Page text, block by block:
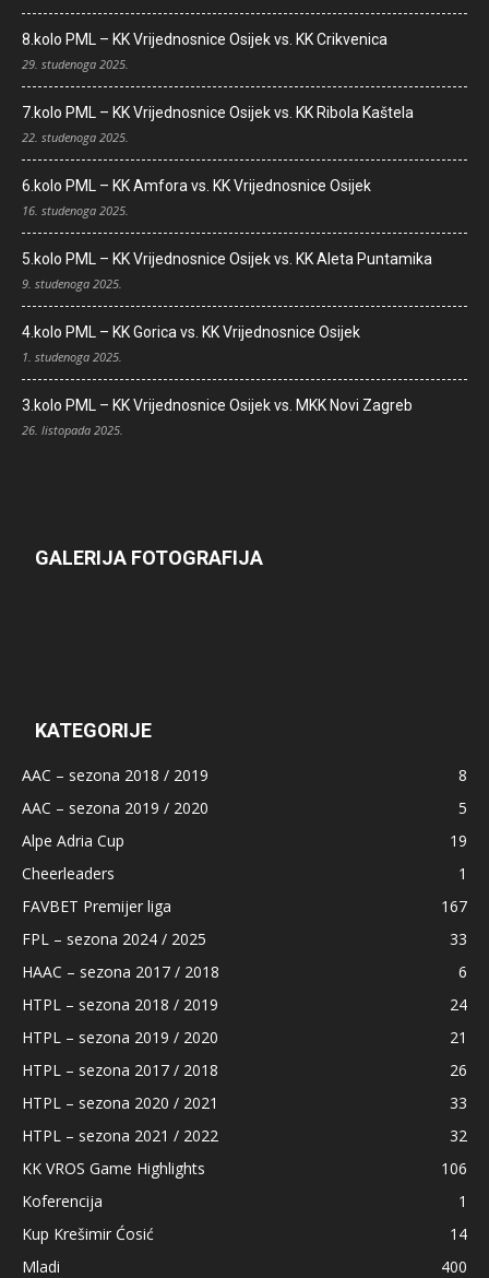
8.kolo PML – KK Vrijednosnice Osijek vs. KK Crikvenica
29. studenoga 2025.
7.kolo PML – KK Vrijednosnice Osijek vs. KK Ribola Kaštela
22. studenoga 2025.
6.kolo PML – KK Amfora vs. KK Vrijednosnice Osijek
16. studenoga 2025.
5.kolo PML – KK Vrijednosnice Osijek vs. KK Aleta Puntamika
9. studenoga 2025.
4.kolo PML – KK Gorica vs. KK Vrijednosnice Osijek
1. studenoga 2025.
3.kolo PML – KK Vrijednosnice Osijek vs. MKK Novi Zagreb
26. listopada 2025.
GALERIJA FOTOGRAFIJA
KATEGORIJE
AAC – sezona 2018 / 2019
8
AAC – sezona 2019 / 2020
5
Alpe Adria Cup
19
Cheerleaders
1
FAVBET Premijer liga
167
FPL – sezona 2024 / 2025
33
HAAC – sezona 2017 / 2018
6
HTPL – sezona 2018 / 2019
24
HTPL – sezona 2019 / 2020
21
HTPL – sezona 2017 / 2018
26
HTPL – sezona 2020 / 2021
33
HTPL – sezona 2021 / 2022
32
KK VROS Game Highlights
106
Koferencija
1
Kup Krešimir Ćosić
14
Mladi
400